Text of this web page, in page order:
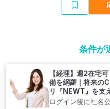
条件が
【経理】週2在宅
備を網羅｜将来の
リ『NEWT』を支
ログイン後に社名